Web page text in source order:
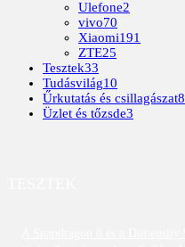
Ulefone2
vivo70
Xiaomi191
ZTE25
Tesztek33
Tudásvilág10
Űrkutatás és csillagászat8
Üzlet és tőzsde3